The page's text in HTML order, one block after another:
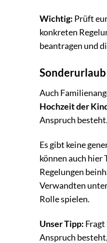
Wichtig: Prüft
konkreten
beantragen und
Auch
Hochzeit der
Anspruch
Es gibt keine
können auch
Regelungen
Verwandten
Rolle spielen.
Unser Tipp:
Anspruch